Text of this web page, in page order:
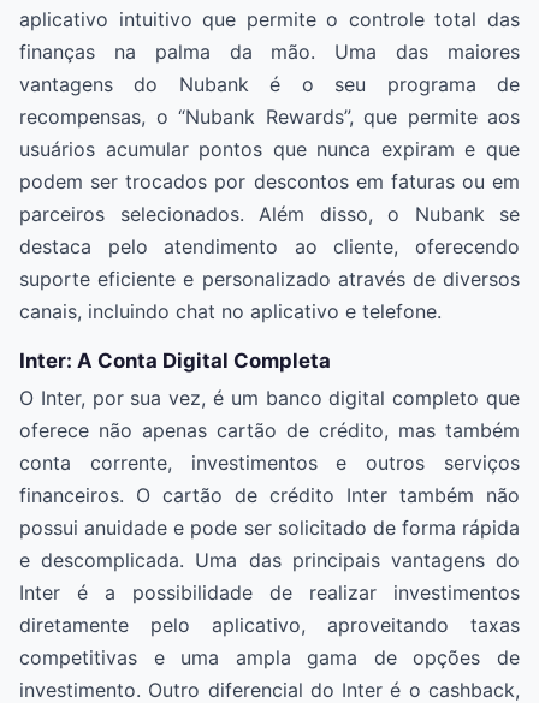
aplicativo intuitivo que permite o controle total das
finanças na palma da mão. Uma das maiores
vantagens do Nubank é o seu programa de
recompensas, o “Nubank Rewards”, que permite aos
usuários acumular pontos que nunca expiram e que
podem ser trocados por descontos em faturas ou em
parceiros selecionados. Além disso, o Nubank se
destaca pelo atendimento ao cliente, oferecendo
suporte eficiente e personalizado através de diversos
canais, incluindo chat no aplicativo e telefone.
Inter: A Conta Digital Completa
O Inter, por sua vez, é um banco digital completo que
oferece não apenas cartão de crédito, mas também
conta corrente, investimentos e outros serviços
financeiros. O cartão de crédito Inter também não
possui anuidade e pode ser solicitado de forma rápida
e descomplicada. Uma das principais vantagens do
Inter é a possibilidade de realizar investimentos
diretamente pelo aplicativo, aproveitando taxas
competitivas e uma ampla gama de opções de
investimento. Outro diferencial do Inter é o cashback,